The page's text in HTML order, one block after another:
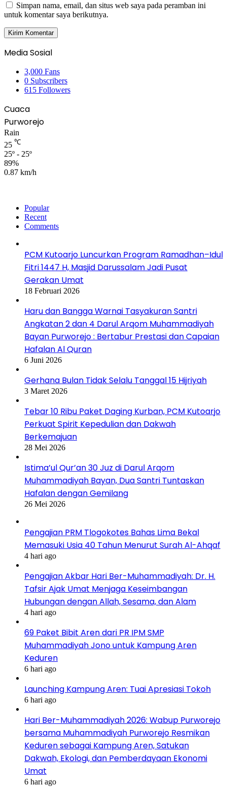
Simpan nama, email, dan situs web saya pada peramban ini
untuk komentar saya berikutnya.
Media Sosial
3,000 Fans
0 Subscribers
615 Followers
Cuaca
Purworejo
Rain
25 ℃
25º - 25º
89%
0.87 km/h
Popular
Recent
Comments
PCM Kutoarjo Luncurkan Program Ramadhan–Idul
Fitri 1447 H, Masjid Darussalam Jadi Pusat
Gerakan Umat
18 Februari 2026
Haru dan Bangga Warnai Tasyakuran Santri
Angkatan 2 dan 4 Darul Arqom Muhammadiyah
Bayan Purworejo : Bertabur Prestasi dan Capaian
Hafalan Al Quran
6 Juni 2026
Gerhana Bulan Tidak Selalu Tanggal 15 Hijriyah
3 Maret 2026
Tebar 10 Ribu Paket Daging Kurban, PCM Kutoarjo
Perkuat Spirit Kepedulian dan Dakwah
Berkemajuan
28 Mei 2026
Istima’ul Qur’an 30 Juz di Darul Arqom
Muhammadiyah Bayan, Dua Santri Tuntaskan
Hafalan dengan Gemilang
26 Mei 2026
Pengajian PRM Tlogokotes Bahas Lima Bekal
Memasuki Usia 40 Tahun Menurut Surah Al-Ahqaf
4 hari ago
Pengajian Akbar Hari Ber-Muhammadiyah: Dr. H.
Tafsir Ajak Umat Menjaga Keseimbangan
Hubungan dengan Allah, Sesama, dan Alam
4 hari ago
69 Paket Bibit Aren dari PR IPM SMP
Muhammadiyah Jono untuk Kampung Aren
Keduren
6 hari ago
Launching Kampung Aren: Tuai Apresiasi Tokoh
6 hari ago
Hari Ber-Muhammadiyah 2026: Wabup Purworejo
bersama Muhammadiyah Purworejo Resmikan
Keduren sebagai Kampung Aren, Satukan
Dakwah, Ekologi, dan Pemberdayaan Ekonomi
Umat
6 hari ago